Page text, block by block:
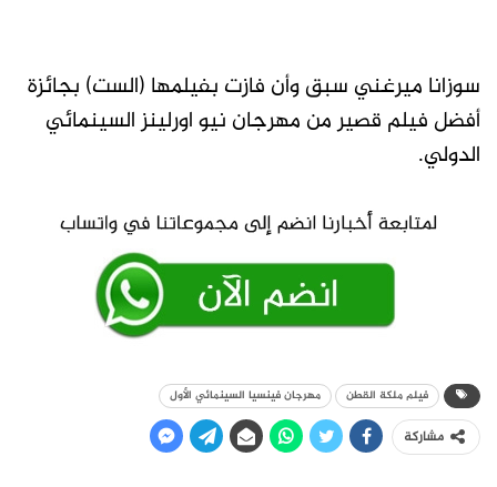
سوزانا ميرغني سبق وأن فازت بفيلمها (الست) بجائزة
أفضل فيلم قصير من مهرجان نيو اورلينز السينمائي
الدولي.
فيلم ملكة القطن مهرجان فينسيا السينمائي الأول
مشاركة